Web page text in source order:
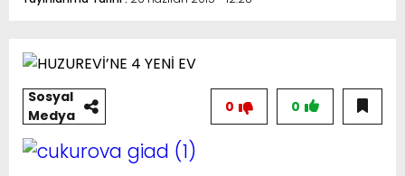
Sosyal
Medya
0
0